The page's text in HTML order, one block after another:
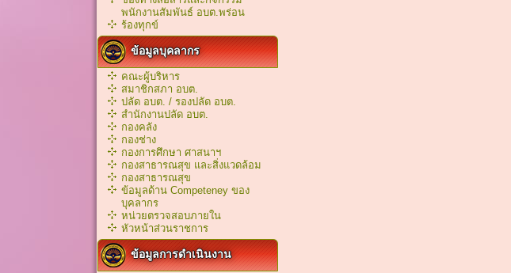
พนักงานสัมพันธ์ อบต.พร่อน
ร้องทุกข์
ข้อมูลบุคลากร
คณะผู้บริหาร
สมาชิกสภา อบต.
ปลัด อบต. / รองปลัด อบต.
สำนักงานปลัด อบต.
กองคลัง
กองช่าง
กองการศึกษา ศาสนาฯ
กองสาธารณสุข และสิ่งแวดล้อม
กองสาธารณสุข
ข้อมูลด้าน Competeney ของ
บุคลากร
หน่วยตรวจสอบภายใน
หัวหน้าส่วนราชการ
ข้อมูลการดำเนินงาน